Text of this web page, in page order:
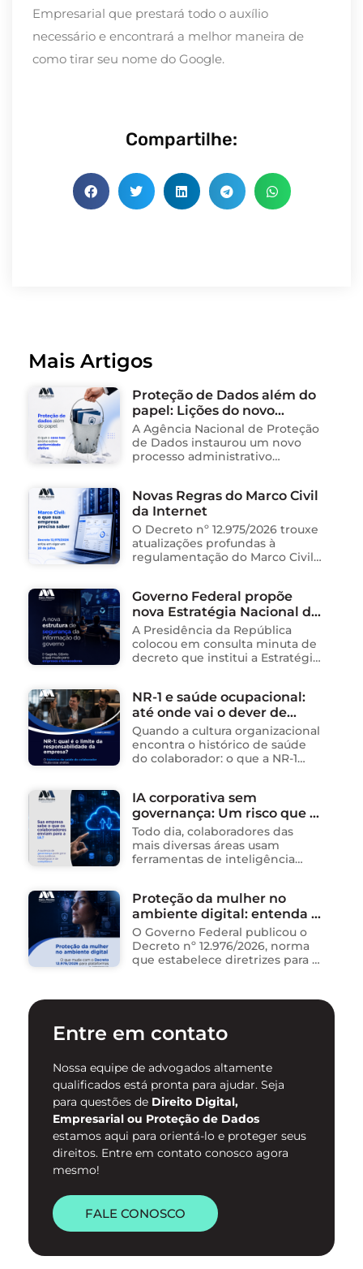
Empresarial que prestará todo o auxílio
necessário e encontrará a melhor maneira de
como tirar seu nome do Google.
Compartilhe:
Mais Artigos
Proteção de Dados além do
papel: Lições do novo
processo sancionador da
ANPD
A Agência Nacional de Proteção
de Dados instaurou um novo
processo administrativo
organização social responsável
pela gestão de unidades
públicas de saúde …
Novas Regras do Marco Civil
da Internet
O Decreto nº 12.975/2026 trouxe
atualizações profundas à
regulamentação do Marco Civil
operações de empresas de
tecnologia no Brasil. Para ajudar
na …
Governo Federal propõe
nova Estratégia Nacional de
Segurança da Informação e
cria sistema integrado de
governança para órgãos
A Presidência da República
colocou em consulta minuta de
decreto que institui a Estratégia
Sistema Integrado de
Segurança da Informação
(SISInfo), estabelecendo …
NR-1 e saúde ocupacional:
até onde vai o dever de
cuidado da empresa?
Quando a cultura organizacional
encontra o histórico de saúde
do colaborador: o que a NR-1
um dos ambientes mais
propícios para …
IA corporativa sem
governança: Um risco que já
está acontecendo
Todo dia, colaboradores das
mais diversas áreas usam
ferramentas de inteligência
dados, redigem e-mails, geram
relatórios. O problema não está
na ferramenta. Está …
Proteção da mulher no
ambiente digital: entenda o
novo Decreto nº 12.976/2026
O Governo Federal publicou o
Decreto nº 12.976/2026, norma
que estabelece diretrizes para a
enfrentamento da violência
digital. …
Entre em contato
Nossa equipe de advogados altamente
qualificados está pronta para ajudar. Seja
para questões de Direito Digital,
Empresarial ou Proteção de Dados
estamos aqui para orientá-lo e proteger seus
direitos. Entre em contato conosco agora
mesmo!
FALE CONOSCO